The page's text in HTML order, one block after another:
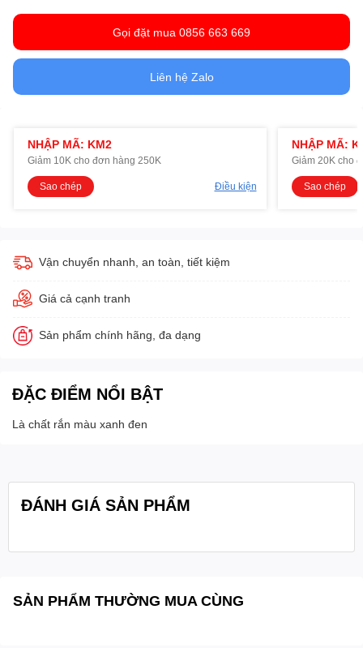
Gọi đặt mua 0856 663 669
Liên hệ Zalo
NHẬP MÃ: KM2
Giảm 10K cho đơn hàng 250K
Sao chép Điều kiện
NHẬP MÃ:
Giảm 20K cho
Sao chép
Vận chuyển nhanh, an toàn, tiết kiệm
Giá cả cạnh tranh
Sản phẩm chính hãng, đa dạng
ĐẶC ĐIỂM NỔI BẬT
Là chất rắn màu xanh đen
ĐÁNH GIÁ SẢN PHẨM
SẢN PHẨM THƯỜNG MUA CÙNG